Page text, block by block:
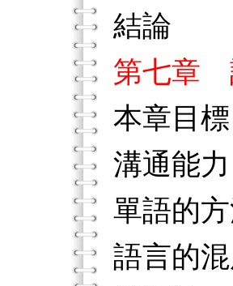
結論
第七章
本章目標
溝通能力
單語的
語言的